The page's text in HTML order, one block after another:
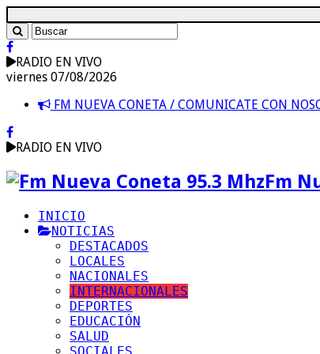
RADIO EN VIVO
viernes 07/08/2026
FM NUEVA CONETA / COMUNICATE CON
RADIO EN VIVO
Fm
INICIO
NOTICIAS
DESTACADOS
LOCALES
NACIONALES
INTERNACIONALES
DEPORTES
EDUCACIÓN
SALUD